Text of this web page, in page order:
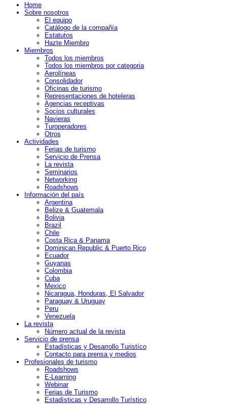
Home
Sobre nosotros
El equipo
Catálogo de la compañía
Estatutos
Hazte Miembro
Miembros
Todos los miembros
Todos los miembros por categoria
Aerolíneas
Consolidador
Oficinas de turismo
Representaciones de hoteleras
Agencias receptivas
Socios culturales
Navieras
Turoperadores
Otros
Actividades
Ferias de turismo
Servicio de Prensa
La revista
Seminarios
Networking
Roadshows
Información del país
Argentina
Belize & Guatemala
Bolivia
Brazil
Chile
Costa Rica & Panama
Dominican Republic & Puerto Rico
Ecuador
Guyanas
Colombia
Cuba
Mexico
Nicaragua, Honduras, El Salvador
Paraguay & Uruguay
Peru
Venezuela
La revista
Número actual de la revista
Servicio de prensa
Estadísticas y Desarrollo Turistíco
Contacto para prensa y medios
Profesionales de turismo
Roadshows
E-Learning
Webinar
Ferias de Turismo
Estadísticas y Desarrollo Turístico